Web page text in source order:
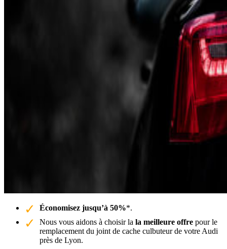
Économisez jusqu’à 50%*.
Nous vous aidons à choisir la la meilleure offre pour le
remplacement du joint de cache culbuteur de votre Audi
près de Lyon.